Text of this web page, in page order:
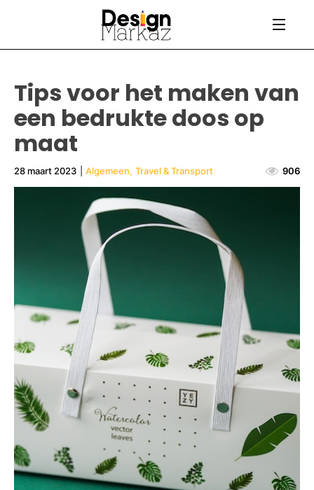
Tips voor het maken van
een bedrukte doos op
maat
28 maart 2023 Algemeen,Travel & Transport 906